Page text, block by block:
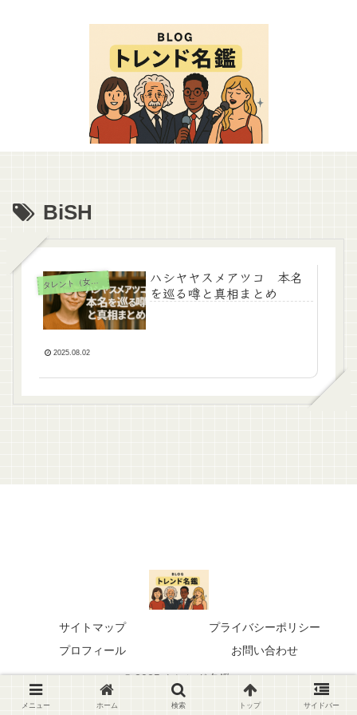
BiSH
タ
レント（女性）
ハシヤヤスメアツコ 本名
を巡る噂と真相まとめ
2025.08.02
サイトマップ
プライバシーポリシー
プロフィール
お問い合わせ
© 2025 トレンド名鑑.
メニュー ホーム 検索 トップ サイドバー